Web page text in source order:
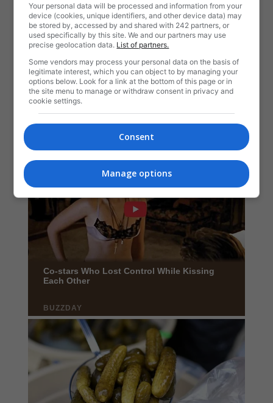
Your personal data will be processed and information from your
device (cookies, unique identifiers, and other device data) may
be stored by, accessed by and shared with 242 partners, or
used specifically by this site. We and our partners may use
precise geolocation data. List of partners.
Some vendors may process your personal data on the basis of
legitimate interest, which you can object to by managing your
options below. Look for a link at the bottom of this page or in
the site menu to manage or withdraw consent in privacy and
cookie settings.
Consent
Manage options